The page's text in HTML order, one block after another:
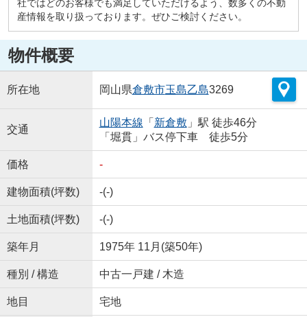
社ではどのお客様でも満足していただけるよう、数多くの不動
産情報を取り扱っております。ぜひご検討ください。
物件概要
所在地 岡山県倉敷市玉島乙島3269
交通
山陽本線 「 新倉敷 」駅 徒歩46分
「堀貫」バス停下車 徒歩5分
価格 -
建物面積(坪数) -(-)
土地面積(坪数) -(-)
築年月 1975年 11月(築50年)
種別 / 構造 中古一戸建 / 木造
地目 宅地